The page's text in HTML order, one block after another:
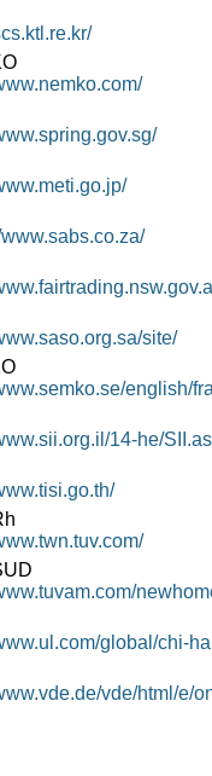
www.sabs.co.za/
site/
english/
14-he/
global/chi-
vde/html/e/